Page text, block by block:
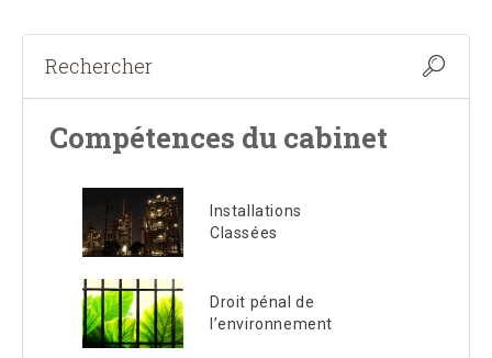
Compétences du cabinet
Installations
Classées
Droit pénal de
l’environnement